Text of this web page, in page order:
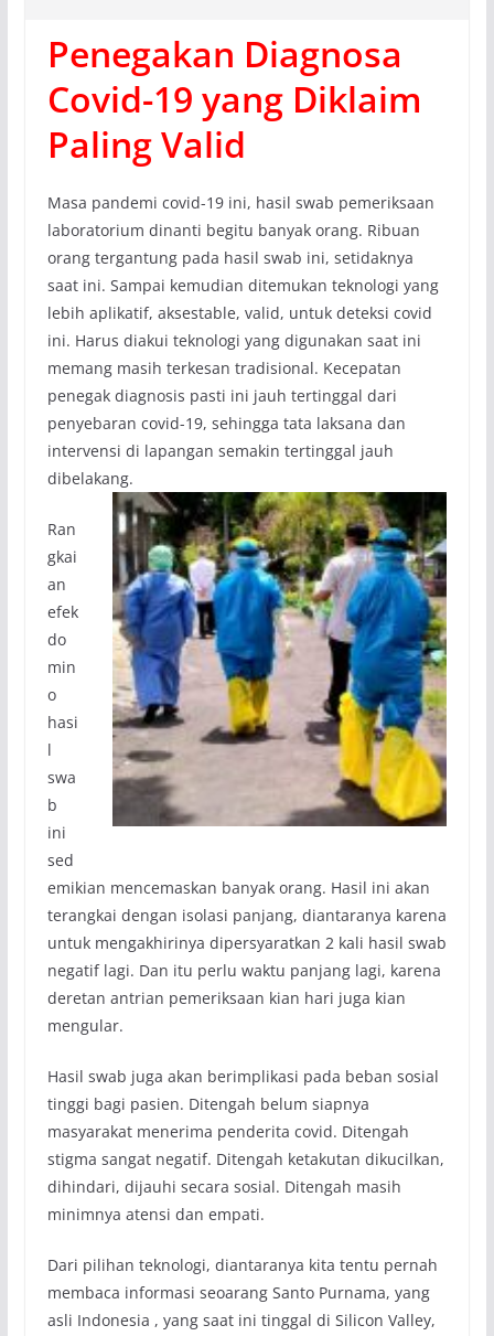
Penegakan Diagnosa
Covid-19 yang Diklaim
Paling Valid
Masa pandemi covid-19 ini, hasil swab pemeriksaan
laboratorium dinanti begitu banyak orang. Ribuan
orang tergantung pada hasil swab ini, setidaknya
saat ini. Sampai kemudian ditemukan teknologi yang
lebih aplikatif, aksestable, valid, untuk deteksi covid
ini. Harus diakui teknologi yang digunakan saat ini
memang masih terkesan tradisional. Kecepatan
penegak diagnosis pasti ini jauh tertinggal dari
penyebaran covid-19, sehingga tata laksana dan
intervensi di lapangan semakin tertinggal jauh
dibelakang.
Ran
gkai
an
efek
do
min
o
hasi
l
swa
b
ini
sed
emikian mencemaskan banyak orang. Hasil ini akan
terangkai dengan isolasi panjang, diantaranya karena
untuk mengakhirinya dipersyaratkan 2 kali hasil swab
negatif lagi. Dan itu perlu waktu panjang lagi, karena
deretan antrian pemeriksaan kian hari juga kian
mengular.
Hasil swab juga akan berimplikasi pada beban sosial
tinggi bagi pasien. Ditengah belum siapnya
masyarakat menerima penderita covid. Ditengah
stigma sangat negatif. Ditengah ketakutan dikucilkan,
dihindari, dijauhi secara sosial. Ditengah masih
minimnya atensi dan empati.
Dari pilihan teknologi, diantaranya kita tentu pernah
membaca informasi seoarang Santo Purnama, yang
asli Indonesia , yang saat ini tinggal di Silicon Valley,